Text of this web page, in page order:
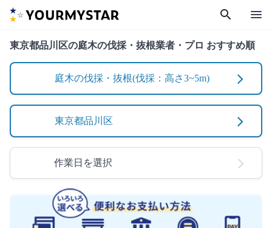
search menu
東京都品川区の庭木の伐採・抜根業者・プロ おすすめ順
庭木の伐採・抜根(伐採：高さ3~5m)
東京都品川区
作業日を選択